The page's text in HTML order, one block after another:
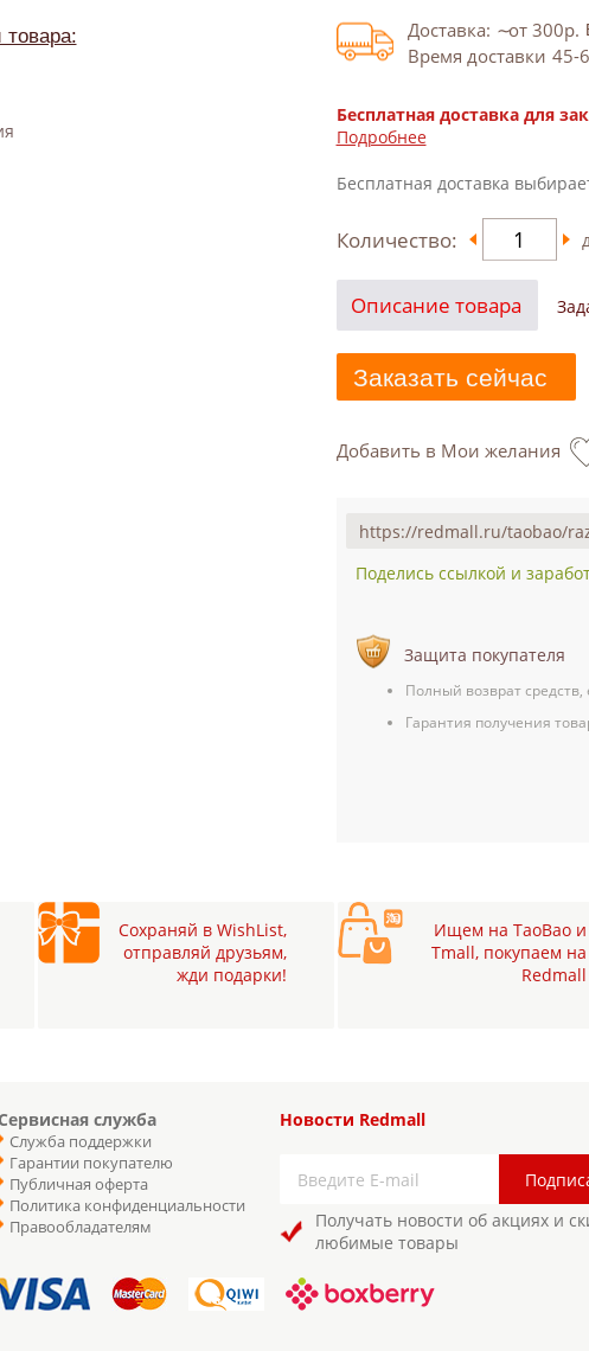
товара:
Доставка: от 300р.
Время доставки 45-
Бесплатная доставка для
Подробнее
Бесплатная доставка
Количество:
Описание товара
Заказать сейчас
Добавить в Мои желания
Поделись ссылкой и
Защита покупателя
Полный возврат
Гарантия получения
Сохраняй в WishList,
отправляй друзьям,
жди подарки!
Ищем на TaoBao и
Tmall, покупаем на
Redmall
Сервисная служба
Служба поддержки
Гарантии покупателю
Публичная оферта
Политика конфиденциальности
Правообладателям
Новости Redmall
Получать новости об акциях и
любимые товары